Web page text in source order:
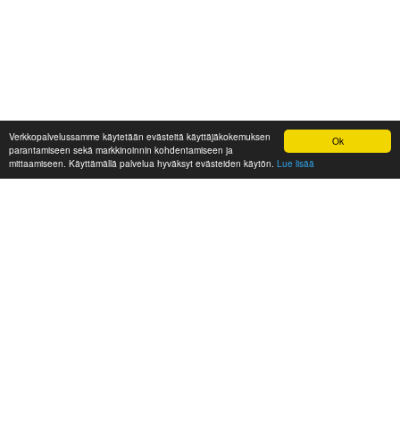
Ok
Verkkopalvelussamme käytetään evästeitä käyttäjäkokemuksen
parantamiseen sekä markkinoinnin kohdentamiseen ja
mittaamiseen. Käyttämällä palvelua hyväksyt evästeiden käytön. Lue lisää